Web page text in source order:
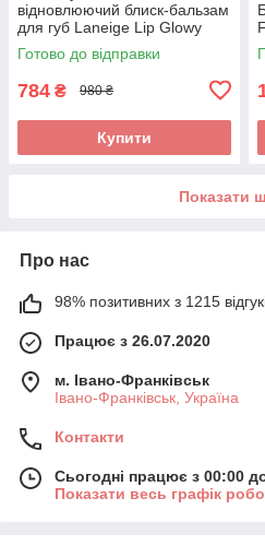
відновлюючий блиск-бальзам
для губ Laneige Lip Glowy
Balm Berry 10g без упаковки
Готово до відправки
784 ₴ 980 ₴
Купити
Показати
Про нас
98% позитивних з 1215
Працює з 26.07.2020
м. Івано-Франківськ
Івано-Франківськ, Україна
Контакти
Сьогодні працює з 00:00
Показати весь графік